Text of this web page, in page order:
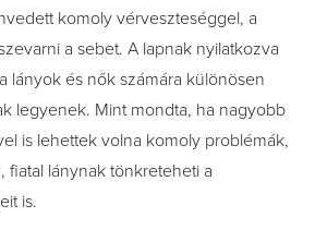
komoly vérveszteséggel, a
a sebet. A lapnak nyilatkozva
lányok és nők számára különösen
legyenek. Mint mondta, ha nagyobb
is lehettek volna komoly problémák,
fiatal lánynak tönkreteheti a
is.